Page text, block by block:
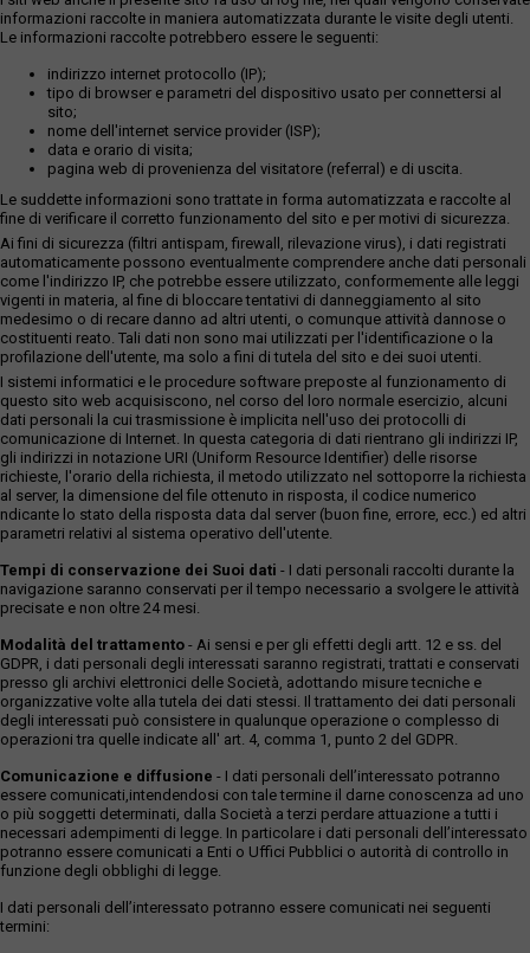
informazioni raccolte in maniera automatizzata durante le visite degli utenti.
Le informazioni raccolte potrebbero essere le seguenti:
indirizzo internet protocollo (IP);
tipo di browser e parametri del dispositivo usato per connettersi al
sito;
nome dell'internet service provider (ISP);
data e orario di visita;
pagina web di provenienza del visitatore (referral) e di uscita.
Le suddette informazioni sono trattate in forma automatizzata e raccolte al
fine di verificare il corretto funzionamento del sito e per motivi di sicurezza.
Ai fini di sicurezza (filtri antispam, firewall, rilevazione virus), i dati registrati
automaticamente possono eventualmente comprendere anche dati personali
come l'indirizzo IP, che potrebbe essere utilizzato, conformemente alle leggi
vigenti in materia, al fine di bloccare tentativi di danneggiamento al sito
medesimo o di recare danno ad altri utenti, o comunque attività dannose o
costituenti reato. Tali dati non sono mai utilizzati per l'identificazione o la
profilazione dell'utente, ma solo a fini di tutela del sito e dei suoi utenti.
I sistemi informatici e le procedure software preposte al funzionamento di
questo sito web acquisiscono, nel corso del loro normale esercizio, alcuni
dati personali la cui trasmissione è implicita nell'uso dei protocolli di
comunicazione di Internet. In questa categoria di dati rientrano gli indirizzi IP,
gli indirizzi in notazione URI (Uniform Resource Identifier) delle risorse
richieste, l'orario della richiesta, il metodo utilizzato nel sottoporre la richiesta
al server, la dimensione del file ottenuto in risposta, il codice numerico
ndicante lo stato della risposta data dal server (buon fine, errore, ecc.) ed altri
parametri relativi al sistema operativo dell'utente.
Tempi di conservazione dei Suoi dati - I dati personali raccolti durante la
navigazione saranno conservati per il tempo necessario a svolgere le attività
precisate e non oltre 24 mesi.
Modalità del trattamento - Ai sensi e per gli effetti degli artt. 12 e ss. del
GDPR, i dati personali degli interessati saranno registrati, trattati e conservati
presso gli archivi elettronici delle Società, adottando misure tecniche e
organizzative volte alla tutela dei dati stessi. Il trattamento dei dati personali
degli interessati può consistere in qualunque operazione o complesso di
operazioni tra quelle indicate all' art. 4, comma 1, punto 2 del GDPR.
Comunicazione e diffusione - I dati personali dell’interessato potranno
essere comunicati,intendendosi con tale termine il darne conoscenza ad uno
o più soggetti determinati, dalla Società a terzi perdare attuazione a tutti i
necessari adempimenti di legge. In particolare i dati personali dell’interessato
potranno essere comunicati a Enti o Uffici Pubblici o autorità di controllo in
funzione degli obblighi di legge.
I dati personali dell’interessato potranno essere comunicati nei seguenti
termini: